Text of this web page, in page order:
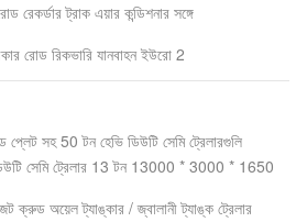
ট্রাক এয়ার কন্ডিশনার সঙ্গে
রোড রিকভারি যানবাহন ইউরো 2
সহ 50 টন হেভি ডিউটি ​​সেমি ট্রেলারগুলি
​​সেমি ট্রেলার 13 টন 13000 * 3000 * 1650
ক্রুড অয়েল ট্যাঙ্কার / জ্বালানী ট্যাঙ্ক ট্রেলার